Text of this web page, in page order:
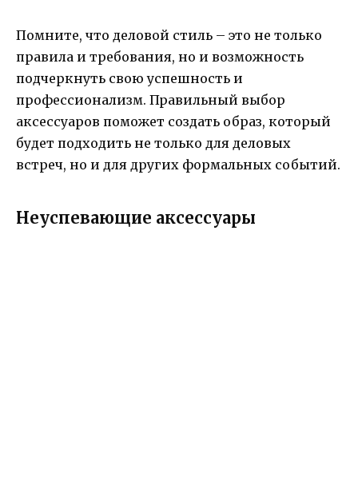
Помните, что деловой стиль – это не только
правила и требования, но и возможность
подчеркнуть свою успешность и
профессионализм. Правильный выбор
аксессуаров поможет создать образ, который
будет подходить не только для деловых
встреч, но и для других формальных событий.
Неуспевающие аксессуары